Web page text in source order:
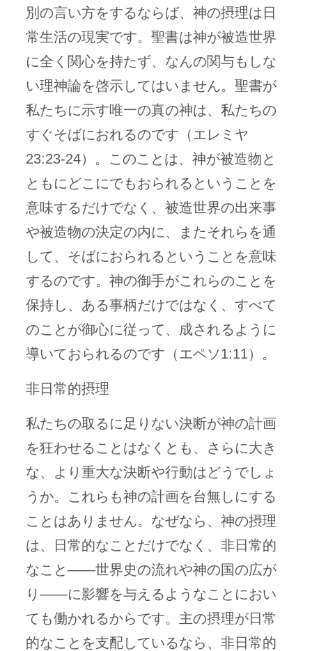
別の言い方をするならば、神の摂理は日
常生活の現実です。聖書は神が被造世界
に全く関心を持たず、なんの関与もしな
い理神論を啓示してはいません。聖書が
私たちに示す唯一の真の神は、私たちの
すぐそばにおれるのです（エレミヤ
23:23-24）。このことは、神が被造物と
ともにどこにでもおられるということを
意味するだけでなく、被造世界の出来事
や被造物の決定の内に、またそれらを通
して、そばにおられるということを意味
するのです。神の御手がこれらのことを
保持し、ある事柄だけではなく、すべて
のことが御心に従って、成されるように
導いておられるのです（エペソ1:11）。
非日常的摂理
私たちの取るに足りない決断が神の計画
を狂わせることはなくとも、さらに大き
な、より重大な決断や行動はどうでしょ
うか。これらも神の計画を台無しにする
ことはありません。なぜなら、神の摂理
は、日常的なことだけでなく、非日常的
なこと——世界史の流れや神の国の広が
り——に影響を与えるようなことにおい
ても働かれるからです。主の摂理が日常
的なことを支配しているなら、非日常的